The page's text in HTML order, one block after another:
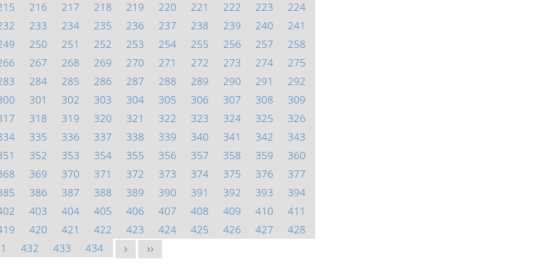
216 217 218 219 220 221 222 223
224
233 234 235 236 237 238 239 240
241
250 251 252 253 254 255 256 257
258
267 268 269 270 271 272 273 274
275
284 285 286 287 288 289 290 291
292
301 302 303 304 305 306 307 308
309
318 319 320 321 322 323 324 325
326
335 336 337 338 339 340 341 342
343
352 353 354 355 356 357 358 359
360
369 370 371 372 373 374 375 376
377
386 387 388 389 390 391 392 393
394
403 404 405 406 407 408 409 410
411
420 421 422 423 424 425 426 427
428
432 433 434 > >>